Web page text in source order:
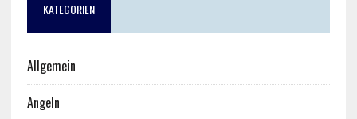
KATEGORIEN
Allgemein
Angeln